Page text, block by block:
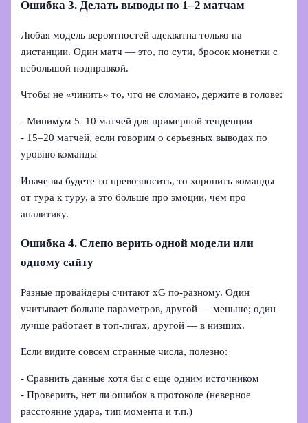
Ошибка 3. Делать выводы по 1–2 матчам
Любая модель вероятностей адекватна только на
дистанции. Один матч — это, по сути, бросок монетки с
небольшой подправкой.
Чтобы не «чинить» то, что не сломано, держите в голове:
- Минимум 5–10 матчей для примерной тенденции
- 15–20 матчей, если говорим о серьезных выводах по
уровню команды
Иначе вы будете то превозносить, то хоронить команды
от тура к туру, а это больше про эмоции, чем про
аналитику.
Ошибка 4. Слепо верить одной модели или
одному сайту
Разные провайдеры считают xG по-разному. Один
учитывает больше параметров, другой — меньше; один
лучше работает в топ-лигах, другой — в низших.
Если видите совсем странные числа, полезно:
- Сравнить данные хотя бы с еще одним источником
- Проверить, нет ли ошибок в протоколе (неверное
расстояние удара, тип момента и т.п.)